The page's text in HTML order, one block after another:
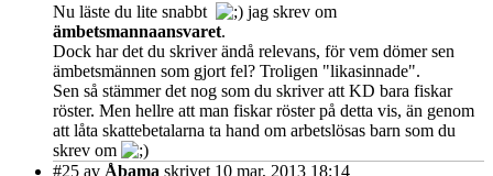
Nu läste du lite snabbt
jag skrev om
ämbetsmannaansvaret.
Dock har det du skriver ändå relevans, för vem dömer sen
ämbetsmännen som gjort fel? Troligen "likasinnade".
Sen så stämmer det nog som du skriver att KD bara fiskar
röster. Men hellre att man fiskar röster på detta vis, än genom
att låta skattebetalarna ta hand om arbetslösas barn som du
skrev om
#25 av Åbama skrivet 10 mar, 2013 18:14